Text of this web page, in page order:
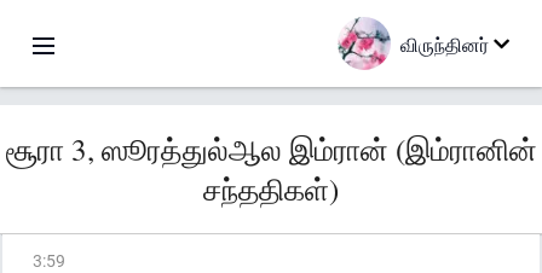
விருந்தினர்
சூரா 3, ஸூரத்துல்ஆல இம்ரான் (இம்ரானின்
சந்ததிகள்)
3:59